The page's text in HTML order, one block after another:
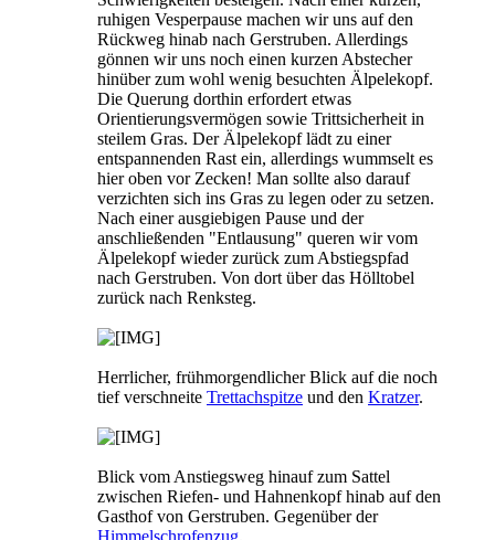
ruhigen Vesperpause machen wir uns auf den
Rückweg hinab nach Gerstruben. Allerdings
gönnen wir uns noch einen kurzen Abstecher
hinüber zum wohl wenig besuchten Älpelekopf.
Die Querung dorthin erfordert etwas
Orientierungsvermögen sowie Trittsicherheit in
steilem Gras. Der Älpelekopf lädt zu einer
entspannenden Rast ein, allerdings wummselt es
hier oben vor Zecken! Man sollte also darauf
verzichten sich ins Gras zu legen oder zu setzen.
Nach einer ausgiebigen Pause und der
anschließenden "Entlausung" queren wir vom
Älpelekopf wieder zurück zum Abstiegspfad
nach Gerstruben. Von dort über das Hölltobel
zurück nach Renksteg.
Herrlicher, frühmorgendlicher Blick auf die noch
tief verschneite Trettachspitze und den Kratzer.
Blick vom Anstiegsweg hinauf zum Sattel
zwischen Riefen- und Hahnenkopf hinab auf den
Gasthof von Gerstruben. Gegenüber der
Himmelschrofenzug.